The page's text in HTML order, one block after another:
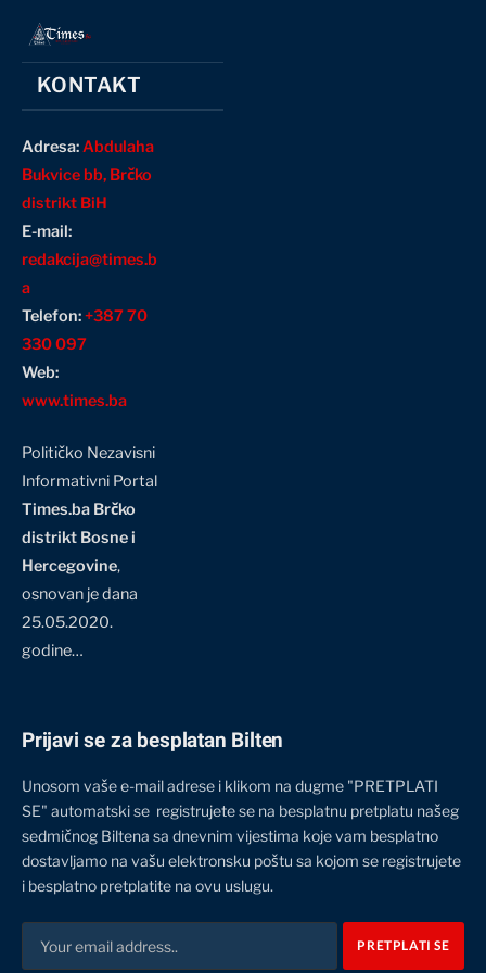
KONTAKT
Adresa:Abdulaha
Bukvice bb, Brčko
distrikt BiH
E-mail:
redakcija@times.b
a
Telefon:+387 70
330 097
Web:
www.times.ba
Političko Nezavisni
Informativni Portal
Times.ba Brčko
distrikt Bosne i
Hercegovine,
osnovan je dana
25.05.2020.
godine…
Prijavi se za besplatan Bilten
Unosom vaše e-mail adrese i klikom na dugme "PRETPLATI
SE" automatski se registrujete se na besplatnu pretplatu našeg
sedmičnog Biltena sa dnevnim vijestima koje vam besplatno
dostavljamo na vašu elektronsku poštu sa kojom se registrujete
i besplatno pretplatite na ovu uslugu.